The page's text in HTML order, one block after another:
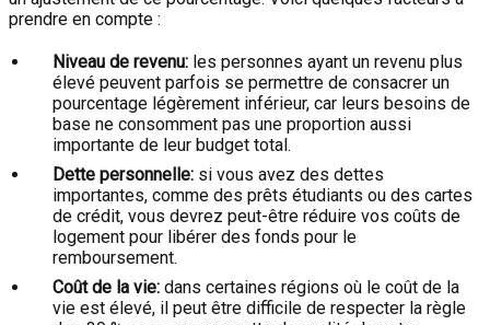
prendre en compte :
Niveau de revenu: les personnes ayant un revenu plus
élevé peuvent parfois se permettre de consacrer un
pourcentage légèrement inférieur, car leurs besoins de
base ne consomment pas une proportion aussi
importante de leur budget total.
Dette personnelle: si vous avez des dettes
importantes, comme des prêts étudiants ou des cartes
de crédit, vous devrez peut-être réduire vos coûts de
logement pour libérer des fonds pour le
remboursement.
Coût de la vie: dans certaines régions où le coût de la
vie est élevé, il peut être difficile de respecter la règle